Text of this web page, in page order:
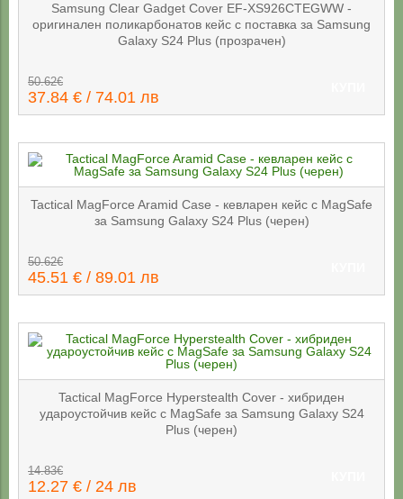
Samsung Clear Gadget Cover EF-XS926CTEGWW -
оригинален поликарбонатов кейс с поставка за Samsung
Galaxy S24 Plus (прозрачен)
50.62€
37.84 € / 74.01 лв
Tactical MagForce Aramid Case - кевларен кейс с MagSafe
за Samsung Galaxy S24 Plus (черен)
50.62€
45.51 € / 89.01 лв
Tactical MagForce Hyperstealth Cover - хибриден
удароустойчив кейс с MagSafe за Samsung Galaxy S24
Plus (черен)
14.83€
12.27 € / 24 лв